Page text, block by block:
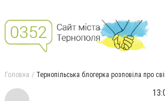
Головна Тернопільська блогерка розповіла про